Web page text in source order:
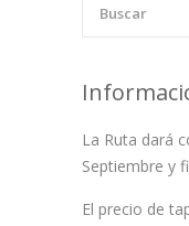
La Ruta dará
Septiembre y
El precio de